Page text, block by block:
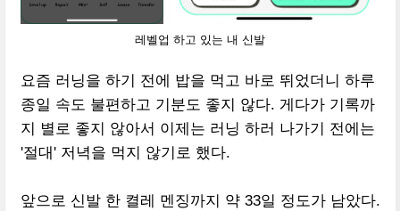
레벨업 하고 있는 내 신발
요즘 러닝을 하기 전에 밥을 먹고 바로 뛰었더니 하루
종일 속도 불편하고 기분도 좋지 않다. 게다가 기록까
지 별로 좋지 않아서 이제는 러닝 하러 나가기 전에는
'절대' 저녁을 먹지 않기로 했다.
앞으로 신발 한 켤레 멘징까지 약 33일 정도가 남았다.